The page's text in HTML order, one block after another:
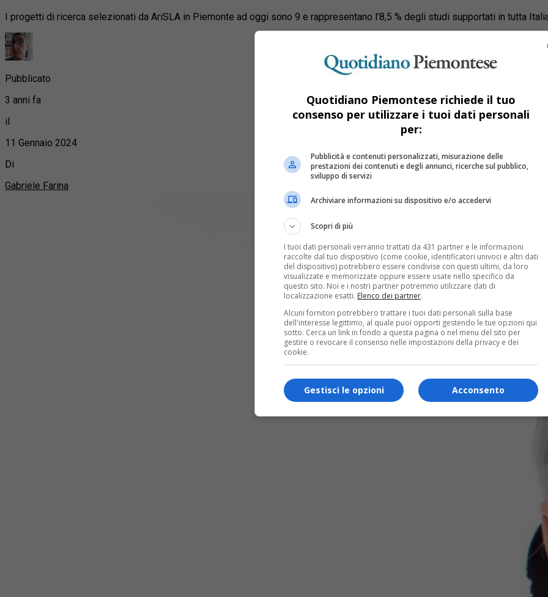
I progetti di ricerca selezionati da AriSLA in Piemonte ad oggi sono 9 e rappresentano l’8,5 % degli studi supportati in tutta
Pubblicato
3 anni fa
il
11 Gennaio 2024
Di
Gabriele Farina
Quotidiano Piemontese richiede il tuo
consenso per utilizzare i tuoi dati personali
per:
Pubblicità e contenuti personalizzati, misurazione delle
prestazioni dei contenuti e degli annunci, ricerche sul pubblico,
sviluppo di servizi
Archiviare informazioni su dispositivo e/o accedervi
Scopri di più
I tuoi dati personali verranno trattati da 431 partner e le informazioni
raccolte dal tuo dispositivo (come cookie, identificatori univoci e altri dati
del dispositivo) potrebbero essere condivise con questi ultimi, da loro
visualizzate e memorizzate oppure essere usate nello specifico da
questo sito. Noi e i nostri partner potremmo utilizzare dati di
localizzazione esatti. Elenco dei partner.
Alcuni fornitori potrebbero trattare i tuoi dati personali sulla base
dell'interesse legittimo, al quale puoi opporti gestendo le tue opzioni qui
sotto. Cerca un link in fondo a questa pagina o nel menu del sito per
gestire o revocare il consenso nelle impostazioni della privacy e dei
cookie.
Acconsento
Gestisci le opzioni